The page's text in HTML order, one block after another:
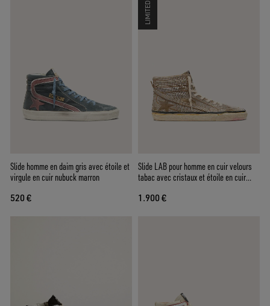
Slide homme en daim gris avec étoile et
virgule en cuir nubuck marron
520 €
LIMITED
Slide LAB pour homme en cuir velours
tabac avec cristaux et étoile en cuir
1.900 €